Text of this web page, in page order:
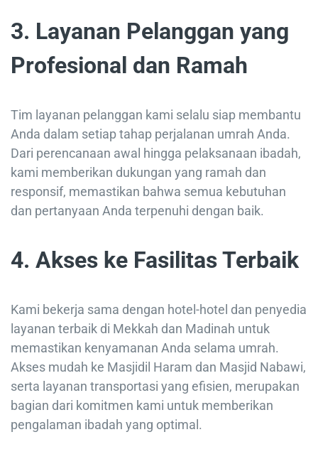
3. Layanan Pelanggan yang
Profesional dan Ramah
Tim layanan pelanggan kami selalu siap membantu
Anda dalam setiap tahap perjalanan umrah Anda.
Dari perencanaan awal hingga pelaksanaan ibadah,
kami memberikan dukungan yang ramah dan
responsif, memastikan bahwa semua kebutuhan
dan pertanyaan Anda terpenuhi dengan baik.
4. Akses ke Fasilitas Terbaik
Kami bekerja sama dengan hotel-hotel dan penyedia
layanan terbaik di Mekkah dan Madinah untuk
memastikan kenyamanan Anda selama umrah.
Akses mudah ke Masjidil Haram dan Masjid Nabawi,
serta layanan transportasi yang efisien, merupakan
bagian dari komitmen kami untuk memberikan
pengalaman ibadah yang optimal.